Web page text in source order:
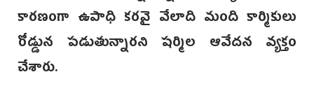
కారణంగా ఉపాధి కరవై వేలాది మంది కార్మికులు
రోడ్డున పడుతున్నారని షర్మిల ఆవేదన వ్యక్తం
చేశారు.